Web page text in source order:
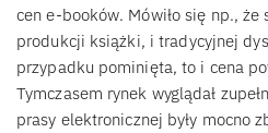
cen e-booków. Mówiło się np., że
produkcji książki, i tradycyjnej
przypadku pominięta, to i cena
Tymczasem rynek wyglądał
prasy elektronicznej były mocno